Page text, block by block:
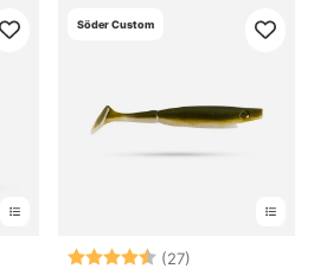
tähdestä
Söder Custom
Arvio: (27)